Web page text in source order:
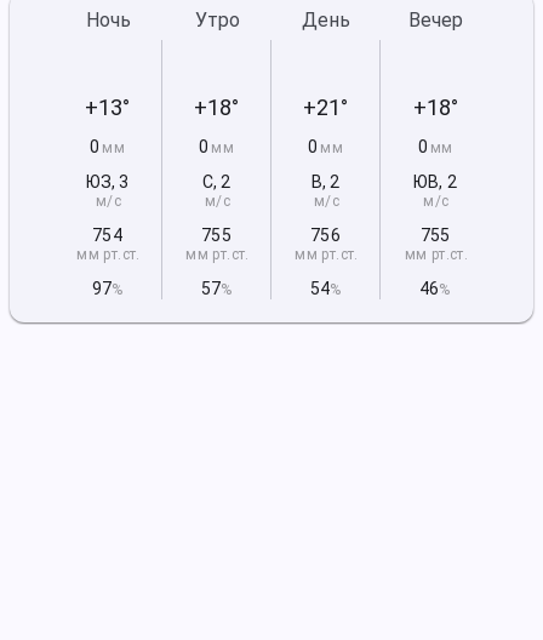
Ночь
+13°
0 мм
ЮЗ,3
м/с
754
мм рт.ст.
97%
Утро
+18°
0 мм
С, 2
м/с
755
мм рт.ст.
57%
День
+21°
0 мм
В, 2
м/с
756
мм рт.ст.
54%
Вечер
+18°
0 мм
ЮВ, 2
м/с
755
мм рт.ст.
46%